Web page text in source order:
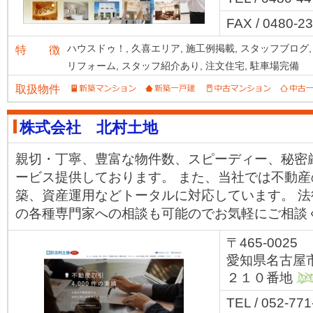
FAX / 0480-
特 徴 ハウスドゥ！, 久喜エリア, 施工例掲載,
スタッフブログ,
リフォーム,
スタッフ紹介あり, 注文住宅, 駐車場完備
取扱物件
株式会社 北村土地
親切・丁寧、豊富な物件数、スピーディー、秘密
ービス提供しております。 また、当社では不動
築、資産運用などトータルに対応しています。
の各種専門家への相談も可能のでお気軽にご相談
〒465-0025
愛知県名古屋
２１０番地
TEL / 052-